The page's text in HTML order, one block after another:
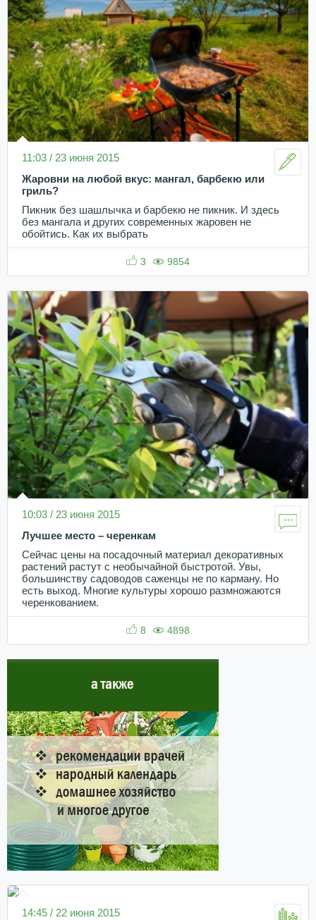
11:03 / 23 июня 2015
Жаровни на любой вкус: мангал, барбекю или
гриль?
Пикник без шашлычка и барбекю не пикник. И здесь
без мангала и других современных жаровен не
обойтись. Как их выбрать
3 9854
10:03 / 23 июня 2015
Лучшее место – черенкам
Сейчас цены на посадочный материал декоративных
растений растут с необычайной быстротой. Увы,
большинству садоводов саженцы не по карману. Но
есть выход. Многие культуры хорошо размножаются
черенкованием.
8 4898
14:45 / 22 июня 2015